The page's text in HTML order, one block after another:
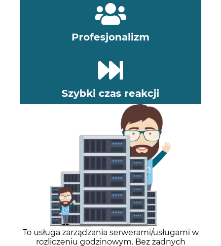
Profesjonalizm
Szybki czas reakcji
To usługa zarządzania serwerami/usługami w
rozliczeniu godzinowym. Bez żadnych